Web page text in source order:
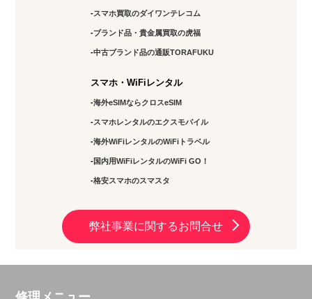
スマホ買取のダイワンテレコム
ブランド品・貴金属買取の虎福
中古ブランド品の通販TORAFUKU
スマホ・WiFiレンタル
海外eSIMならクロスeSIM
スマホレンタルのエクスモバイル
海外WiFiレンタルのWiFiトラベル
国内用WiFiレンタルのWiFi GO！
格安スマホのスマスタ
弊社事業に関するお問合せ